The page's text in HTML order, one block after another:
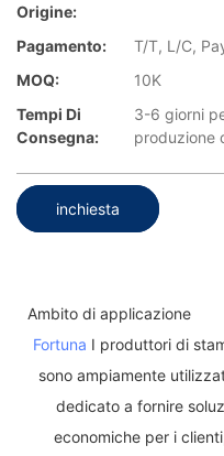
Origine:
Pagamento:
T/T, L/C,
MOQ:
10K
Tempi Di
Consegna:
3-6 giorni
produzione
inchiesta
Ambito di applicazione
Fortuna I produttori di
sono ampiamente
dedicato a fornire
economiche per i